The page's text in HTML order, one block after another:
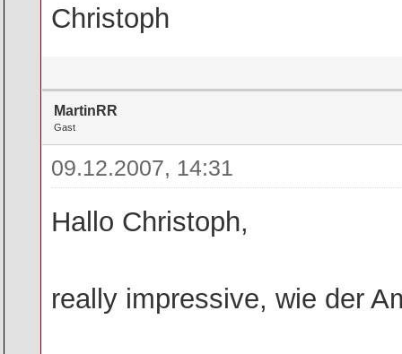
Christoph
MartinRR
Gast
09.12.2007, 14:31
Hallo Christoph,
really impressive, wie der